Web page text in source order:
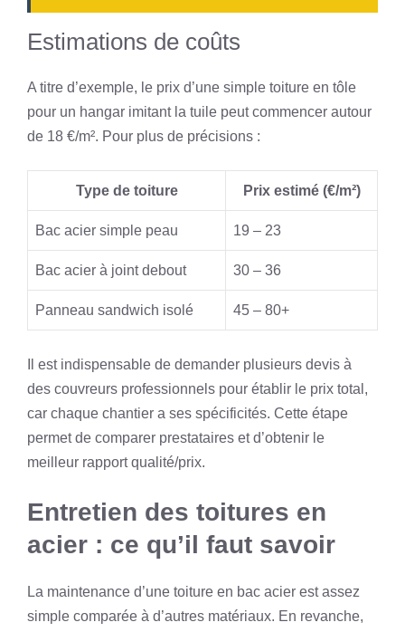
Estimations de coûts
A titre d’exemple, le prix d’une simple toiture en tôle
pour un hangar imitant la tuile peut commencer autour
de 18 €/m². Pour plus de précisions :
Type de toiture Prix estimé (€/m²)
Bac acier simple peau 19 – 23
Bac acier à joint debout 30 – 36
Panneau sandwich isolé 45 – 80+
Il est indispensable de demander plusieurs devis à
des couvreurs professionnels pour établir le prix total,
car chaque chantier a ses spécificités. Cette étape
permet de comparer prestataires et d’obtenir le
meilleur rapport qualité/prix.
Entretien des toitures en
acier : ce qu’il faut savoir
La maintenance d’une toiture en bac acier est assez
simple comparée à d’autres matériaux. En revanche,